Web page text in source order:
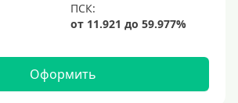
Оформить